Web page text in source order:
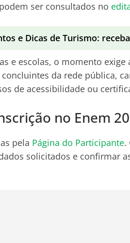
ser consultados no
e Dicas de Turismo:
e escolas, o momento
da rede pública,
de acessibilidade ou
no Enem
pela Página do Participante.
solicitados e confirmar